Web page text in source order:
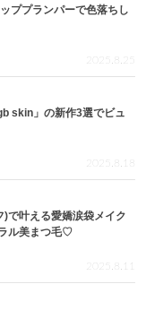
ププランパーで色落ちし
2025.8.25
skin」の新作3選でビュ
2025.8.18
)で叶える愛嬌涙袋メイク
ル美まつ毛♡
2025.8.11